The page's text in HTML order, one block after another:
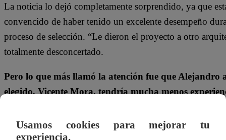
La noticia lo dejó completamente sorprendido, ya que
convencido de haber tenido un excelente desempeño
proceso de selección. “Le dieron el proyecto a otro
totalmente desconcertado.
Pero lo que más llamó la atención fue que Alejandro
elegido, Vicente Mora, tendría mucha menos
Aunque Alejandro no logra entender qué pasó
Usamos cookies para mejorar tu
experiencia.